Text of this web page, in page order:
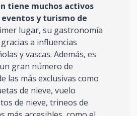
tiene muchos activos
y turismo de
lugar, su gastronomía
a influencias
y vascas. Además, es
gran número de
las más exclusivas como
de nieve, vuelo
de nieve, trineos de